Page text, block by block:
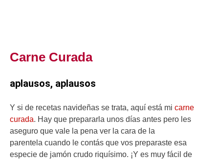
Carne Curada
aplausos, aplausos
Y si de recetas navideñas se trata, aquí está mi carne
curada. Hay que prepararla unos días antes pero les
aseguro que vale la pena ver la cara de la
parentela cuando le contás que vos preparaste esa
especie de jamón crudo riquísimo. ¡Y es muy fácil de